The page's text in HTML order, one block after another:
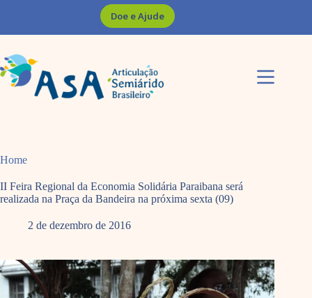
Doe e Ajude
Home
II Feira Regional da Economia Solidária Paraibana será
realizada na Praça da Bandeira na próxima sexta (09)
2 de dezembro de 2016